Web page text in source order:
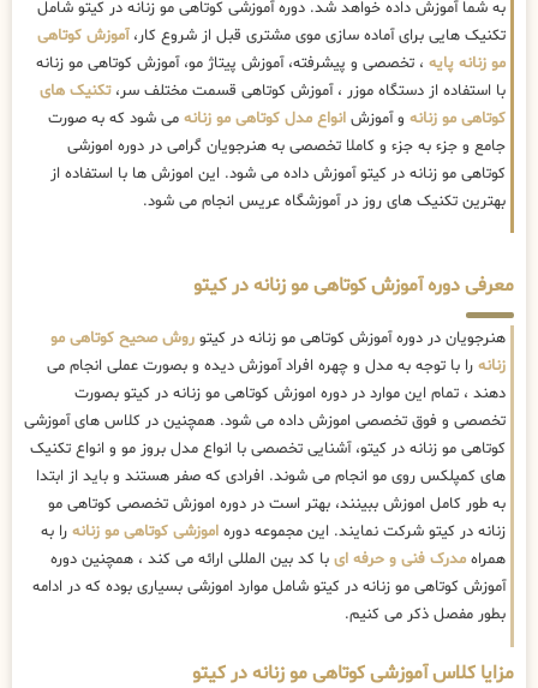
به شما آموزش داده خواهد شد. دوره آموزشی کوتاهی مو زنانه در کیتو شامل
تکنیک هایی برای آماده سازی موی مشتری قبل از شروع کار،آموزش کوتاهی
مو زنانه پایه ، تخصصی و پیشرفته، آموزش پیتاژ مو، آموزش کوتاهی مو زنانه
با استفاده از دستگاه موزر ، آموزش کوتاهی قسمت مختلف سر،تکنیک های
کوتاهی مو زنانه و آموزش انواع مدل کوتاهی مو زنانه می شود که به صورت
جامع و جزء به جزء و کاملا تخصصی به هنرجویان گرامی در دوره اموزشی
کوتاهی مو زنانه در کیتو آموزش داده می شود. این اموزش ها با استفاده از
بهترین تکنیک های روز در آموزشگاه عریس انجام می شود.
معرفی دوره آموزش کوتاهی مو زنانه در کیتو
هنرجویان در دوره آموزش کوتاهی مو زنانه در کیتو روش صحیح کوتاهی مو
زنانه را با توجه به مدل و چهره افراد آموزش دیده و بصورت عملی انجام می
دهند ، تمام این موارد در دوره اموزش کوتاهی مو زنانه در کیتو بصورت
تخصصی و فوق تخصصی اموزش داده می شود. همچنین در کلاس های آموزشی
کوتاهی مو زنانه در کیتو، آشنایی تخصصی با انواع مدل بروز مو و انواع تکنیک
های کمپلکس روی مو انجام می شوند. افرادی که صفر هستند و باید از ابتدا
به طور کامل اموزش ببینند، بهتر است در دوره اموزش تخصصی کوتاهی مو
زنانه در کیتو شرکت نمایند. این مجموعه دوره اموزشی کوتاهی مو زنانه را به
همراه مدرک فنی و حرفه ای با کد بین المللی ارائه می کند ، همچنین دوره
آموزش کوتاهی مو زنانه در کیتو شامل موارد اموزشی بسیاری بوده که در ادامه
بطور مفصل ذکر می کنیم.
مزایا کلاس آموزشی کوتاهی مو زنانه در کیتو